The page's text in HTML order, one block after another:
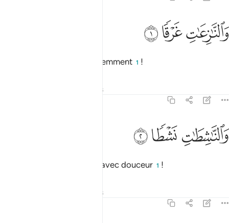
والنازعات غرقا ١
وَٱلنَّـٰزِعَـٰتِ غَرْقًۭا ١
ﲒﲓﲔ
Par ceux qui arrachent violemment 1 !
Réflexions
والناشطات نشطا ٢
وَٱلنَّـٰشِطَـٰتِ نَشْطًۭا ٢
ﲕﲖﲗ
Et par ceux qui recueillent avec douceur 1 !
Réflexions